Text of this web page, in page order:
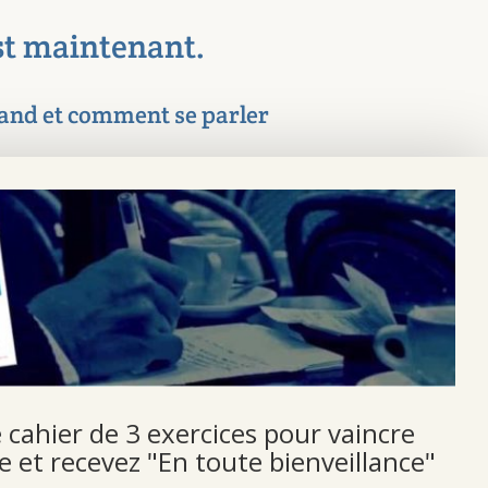
maintenant.
et comment se parler
ne vous conviennent,
lequel vous précisez les moments
le mieux pour ce premier
rapidement.
pour me contacter
cahier de 3 exercices pour vaincre
et recevez "En toute bienveillance"